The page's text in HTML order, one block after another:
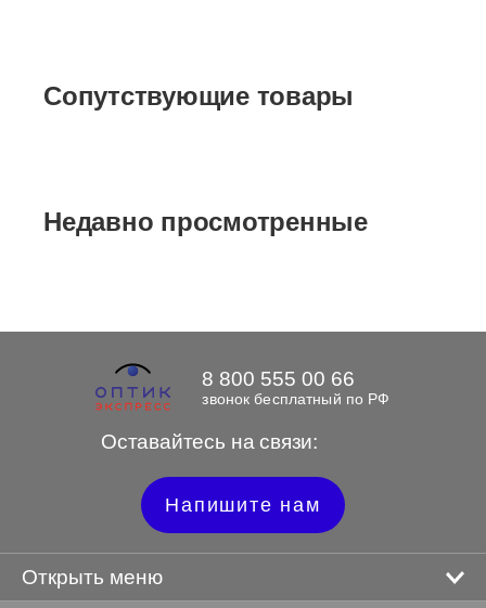
Сопутствующие товары
Недавно просмотренные
Оставайтесь на связи:
8 800 555 00 66
звонок бесплатный по РФ
Напишите нам
Открыть меню